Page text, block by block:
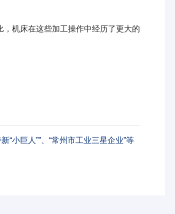
机床在这些加工操作中经历了更大的
“小巨人””、“常州市工业三星企业”等